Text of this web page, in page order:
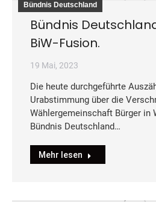
Bündnis Deutschland
Bündnis
BiW-Fusion.
19 Mai, 2023
Die heute durchgeführte
Urabstimmung über die
Wählergemeinschaft Bürger in
Bündnis Deutschland…
Mehr lesen